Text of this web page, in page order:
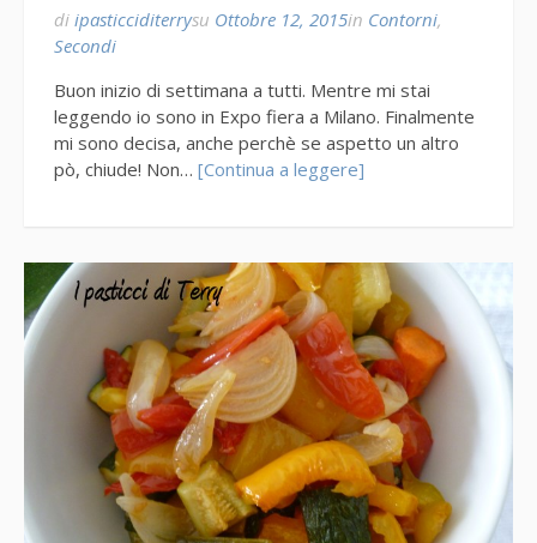
di ipasticciditerrysu Ottobre 12, 2015in Contorni,
Secondi
Buon inizio di settimana a tutti. Mentre mi stai
leggendo io sono in Expo fiera a Milano. Finalmente
mi sono decisa, anche perchè se aspetto un altro
pò, chiude! Non… [Continua a leggere]